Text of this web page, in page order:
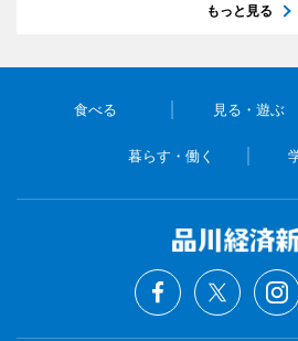
もっと見る
食べる 見る・遊ぶ
暮らす・働く